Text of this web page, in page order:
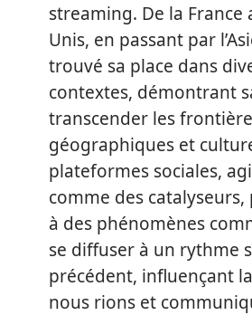
streaming. De la France
Unis, en passant par
trouvé sa place dans
contextes, démontrant
transcender les
géographiques et
plateformes sociales,
comme des
à des phénomènes
se diffuser à un rythme
précédent, influençant
nous rions et